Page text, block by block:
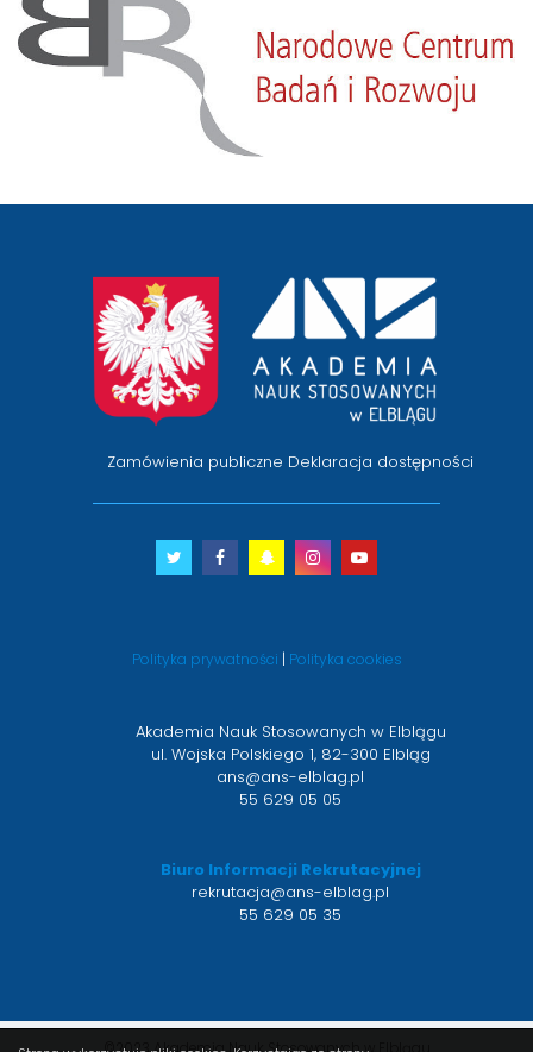
Zamówienia publiczne Deklaracja dostępności
Twitter
otwiera
nowym
Facebook
otwiera
nowym
Snapchat
otwiera
nowym
Instagram
otwiera
nowym
Youtube
otwiera
nowym
Polityka prywatności | Polityka cookies
Akademia Nauk Stosowanych w Elblągu
ul. Wojska Polskiego 1, 82-300 Elbląg
ans@ans-elblag.pl
55 629 05 05
Biuro Informacji Rekrutacyjnej
rekrutacja@ans-elblag.pl
55 629 05 35